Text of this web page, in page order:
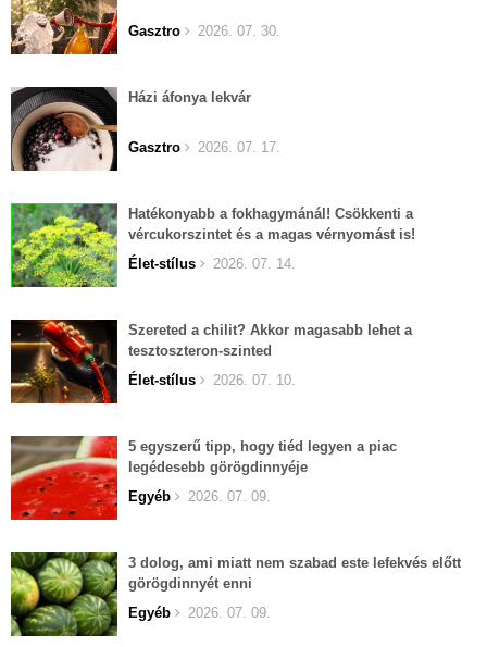
Gasztro 2026. 07. 30.
Házi áfonya lekvár
Gasztro 2026. 07. 17.
Hatékonyabb a fokhagymánál! Csökkenti a
vércukorszintet és a magas vérnyomást is!
Élet-stílus
2026. 07. 14.
Szereted a chilit? Akkor magasabb lehet a
tesztoszteron-szinted
Élet-stílus
2026. 07. 10.
5 egyszerű tipp, hogy tiéd legyen a piac
legédesebb görögdinnyéje
Egyéb
2026. 07. 09.
3 dolog, ami miatt nem szabad este lefekvés előtt
görögdinnyét enni
Egyéb
2026. 07. 09.